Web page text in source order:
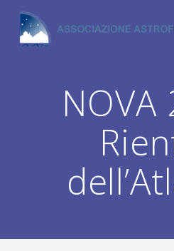
NOVA